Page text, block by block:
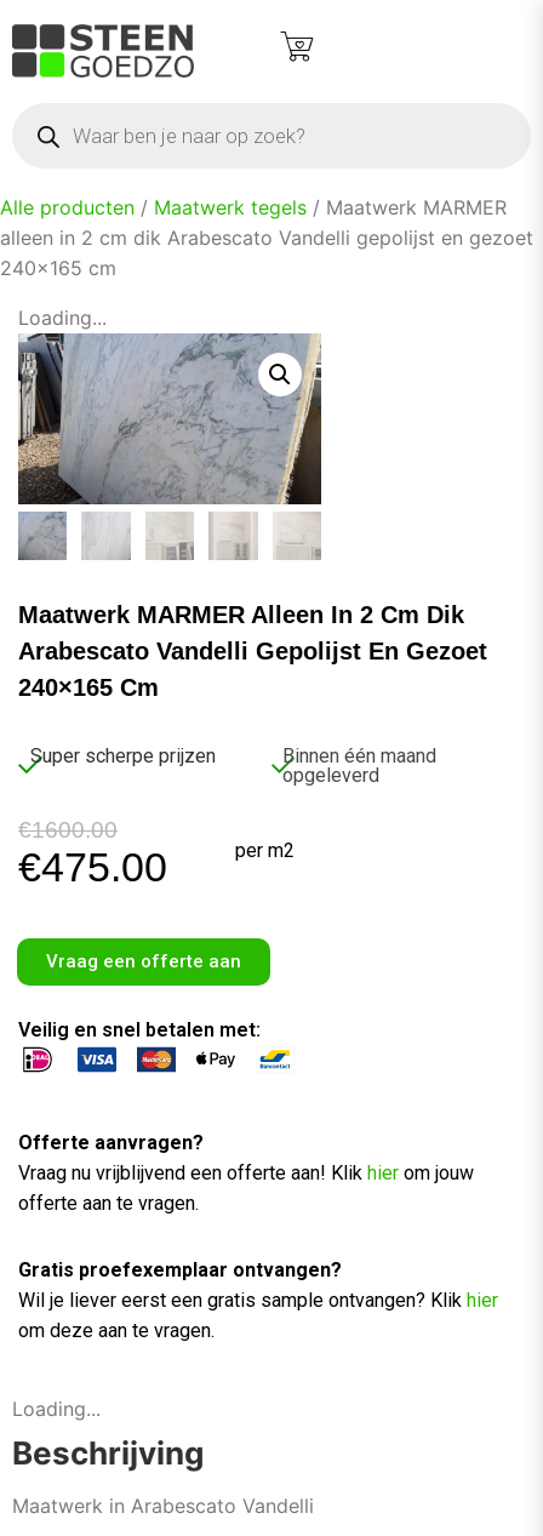
Alle producten / Maatwerk tegels / Maatwerk MARMER
alleen in 2 cm dik Arabescato Vandelli gepolijst en gezoet
240×165 cm
Loading...
Maatwerk MARMER Alleen In 2 Cm Dik
Arabescato Vandelli Gepolijst En Gezoet
240×165 Cm
Super scherpe prijzen
Binnen één maand
opgeleverd
€1600.00
€475.00 per m2
Vraag een offerte aan
Veilig en snel betalen met:
Offerte aanvragen?
Vraag nu vrijblijvend een offerte aan! Klik hier om jouw
offerte aan te vragen.
Gratis proefexemplaar ontvangen?
Wil je liever eerst een gratis sample ontvangen? Klik hier
om deze aan te vragen.
Loading...
Beschrijving
Maatwerk in Arabescato Vandelli